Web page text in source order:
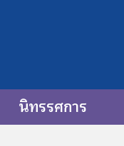
นิทรรศการ